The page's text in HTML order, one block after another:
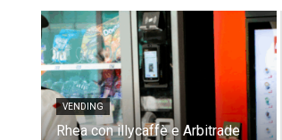
VENDING
Rhea con illycaffè e Arbitrade